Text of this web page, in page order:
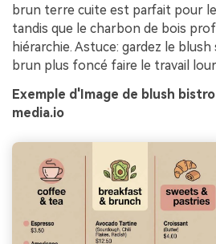
brun terre cuite est parfait pour
tandis que le charbon de bois
hiérarchie. Astuce: gardez le
brun plus foncé faire le travail
Exemple d'Image de blush
media.io